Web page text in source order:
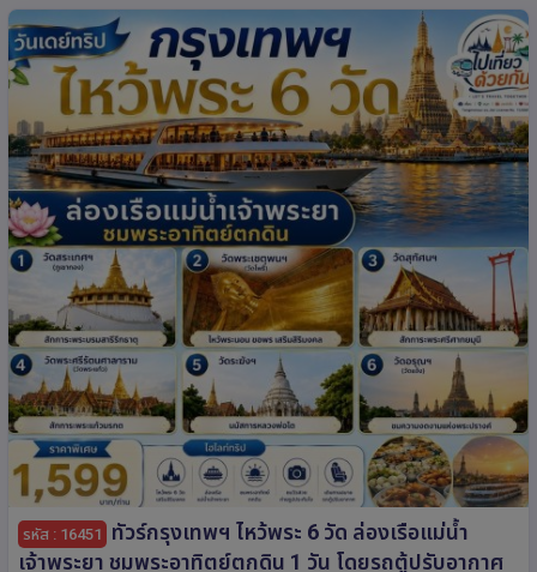
รหัส : 16451
ทัวร์กรุงเทพฯ ไหว้พระ 6 วัด ล่องเรือแม่น้ำ
เจ้าพระยา ชมพระอาทิตย์ตกดิน 1 วัน โดยรถตู้ปรับอากาศ